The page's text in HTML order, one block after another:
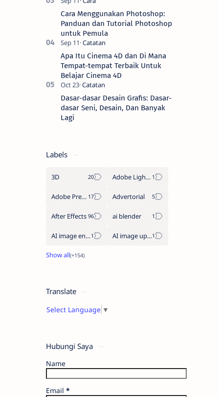
Cara Menggunakan Photoshop:
Panduan dan Tutorial Photoshop
untuk Pemula
Apa Itu Cinema 4D dan Di Mana
Tempat-tempat Terbaik Untuk
Belajar Cinema 4D
Dasar-dasar Desain Grafis: Dasar-
dasar Seni, Desain, Dan Banyak
Lagi
Labels
3D Adobe Lightroom
Adobe Premiere Pro Advertorial
After Effects ai blender
AI image enhancement AI image upscaler
Translate
Select Language ▼
Hubungi Saya
Name
Email *